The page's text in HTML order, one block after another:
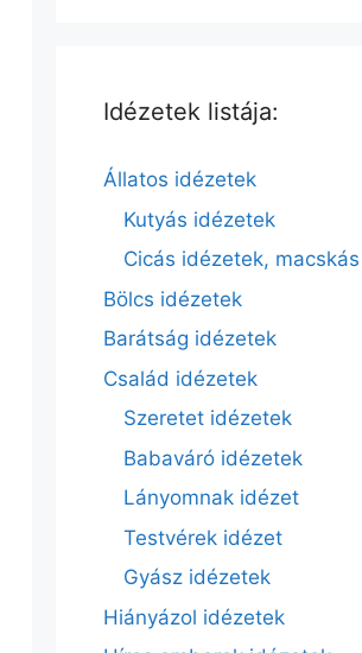
Idézetek listája:
Állatos idézetek
Kutyás idézetek
Cicás idézetek,
Bölcs idézetek
Barátság idézetek
Család idézetek
Szeretet idézetek
Babaváró idézetek
Lányomnak idézet
Testvérek idézet
Gyász idézetek
Hiányázol idézetek